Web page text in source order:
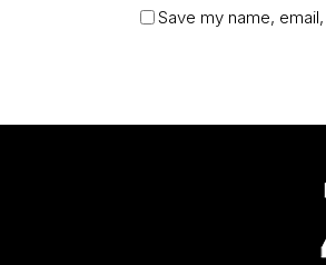
Save my name,